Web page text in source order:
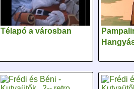
Télapó a városban